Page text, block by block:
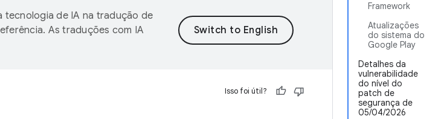
Framework
Atualizações
do sistema do
Google Play
Detalhes da
vulnerabilidade
do nível do
patch de
segurança de
05/04/2026
tecnologia de IA na tradução de
As traduções com IA
Isso foi útil?